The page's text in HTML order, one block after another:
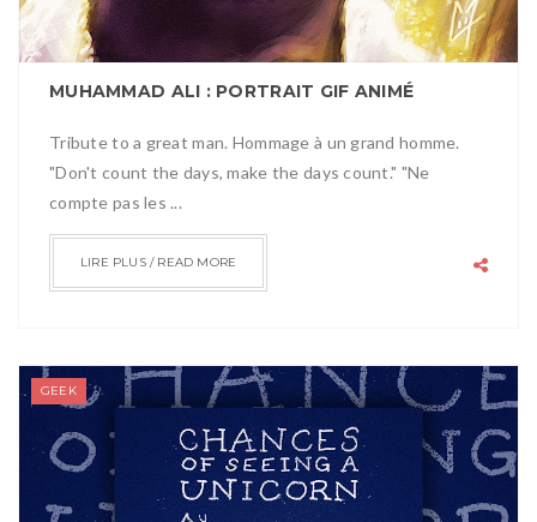
MUHAMMAD ALI : PORTRAIT GIF ANIMÉ
Tribute to a great man. Hommage à un grand homme.
"Don't count the days, make the days count." "Ne
compte pas les ...
LIRE PLUS / READ MORE
GEEK